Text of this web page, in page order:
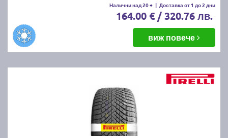
Налични над 20 + | Доставка от 1 до 2 дни
164.00 € / 320.76 лв.
виж повече